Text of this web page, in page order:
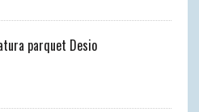
parquet Desio